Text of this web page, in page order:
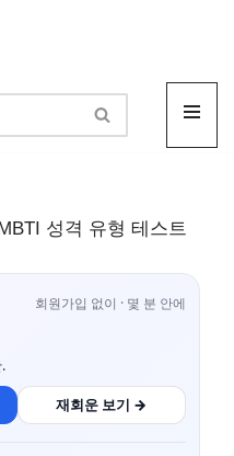
성격 유형 테스트
회원가입 없이 · 몇 분 안에
재회운 보기 →